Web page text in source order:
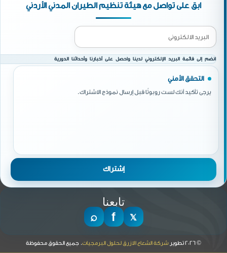
© 2026 تطوير شركة الشعاع الازرق لحلول البرمجيات. جميع الحقوق محفوظة
ابق على تواصل مع هيئة تنظيم الطيران المدني الأردني
انضم إلى قائمة البريد الإلكتروني لدينا واحصل على أخبارنا وأحداثنا الدورية
التحقق الأمني
يرجى تأكيد أنك لست روبوتًا قبل إرسال نموذج الاشتراك.
تابعنا